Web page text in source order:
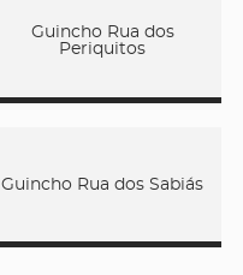
Guincho Rua dos
Periquitos
Guincho Rua dos Sabiás